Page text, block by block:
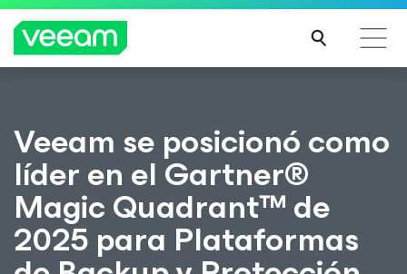
actualización de contenido de CrowdStrike
MÁS
INFO
RMA
CIÓN
Veeam se posicionó como
líder en el Gartner®
Magic Quadrant™ de
2025 para Plataformas